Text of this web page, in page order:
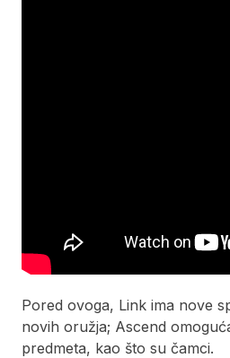
Pored ovoga, Link ima nove
novih oružja; Ascend
predmeta, kao što su čamci.